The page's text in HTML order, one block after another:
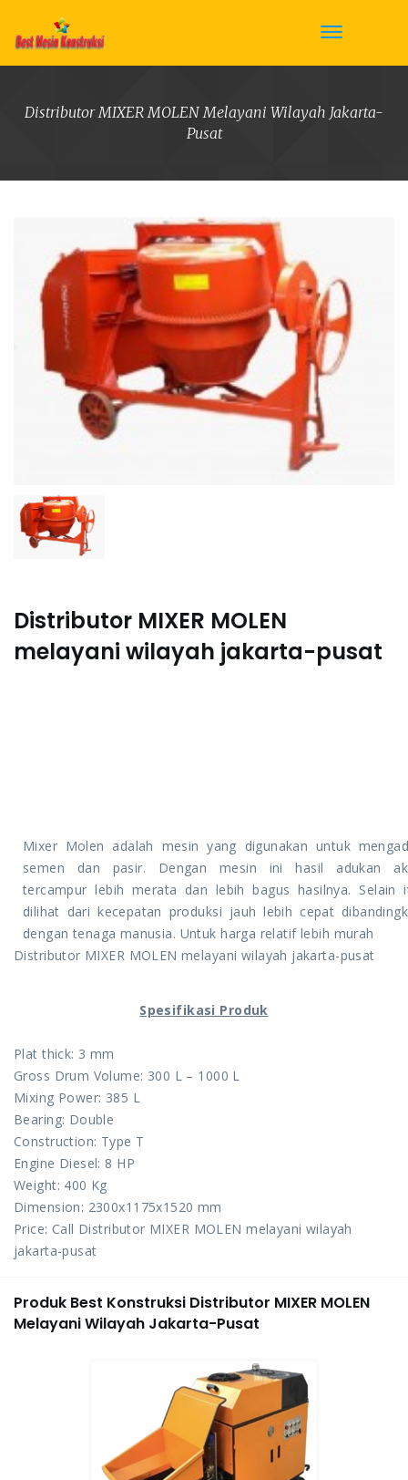
Distributor MIXER MOLEN Melayani Wilayah Jakarta-
Pusat
Distributor MIXER MOLEN
melayani wilayah jakarta-pusat
Mixer Molen adalah mesin yang digunakan untuk
semen dan pasir. Dengan mesin ini hasil adukan
tercampur lebih merata dan lebih bagus hasilnya. Selain
dilihat dari kecepatan produksi jauh lebih cepat
dengan tenaga manusia. Untuk harga relatif lebih murah
Distributor MIXER MOLEN melayani wilayah jakarta-pusat
Spesifikasi Produk
Plat thick: 3 mm
Gross Drum Volume: 300 L – 1000 L
Mixing Power: 385 L
Bearing: Double
Construction: Type T
Engine Diesel: 8 HP
Weight: 400 Kg
Dimension: 2300x1175x1520 mm
Price: Call Distributor MIXER MOLEN melayani wilayah
jakarta-pusat
Produk Best Konstruksi Distributor MIXER MOLEN
Melayani Wilayah Jakarta-Pusat